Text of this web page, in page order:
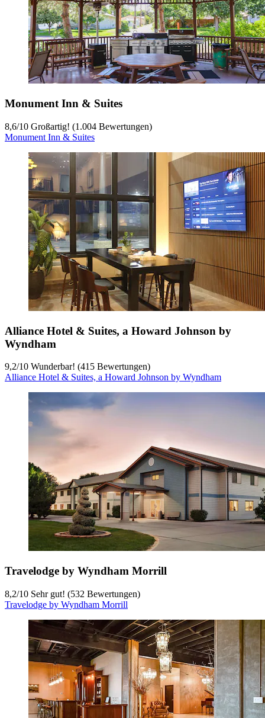
Monument Inn & Suites
8,6/10 Großartig! (1.004 Bewertungen)
Monument Inn & Suites
Alliance Hotel & Suites, a Howard Johnson by
Wyndham
9,2/10 Wunderbar! (415 Bewertungen)
Alliance Hotel & Suites, a Howard Johnson by Wyndham
Travelodge by Wyndham Morrill
8,2/10 Sehr gut! (532 Bewertungen)
Travelodge by Wyndham Morrill